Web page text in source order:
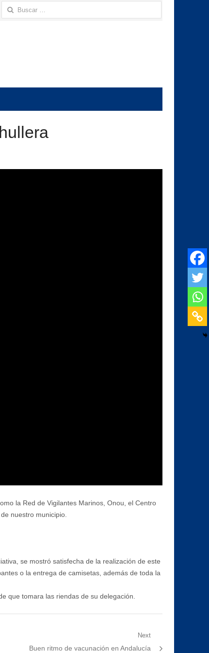
Buscar:
la Red de Vigilantes Marinos, Onou, el Centro
nuestro municipio.
se mostró satisfecha de la realización de este
o la entrega de camisetas, además de toda la
que tomara las riendas de su delegación.
Next
Next
Buen ritmo de vacunación en Andalucía